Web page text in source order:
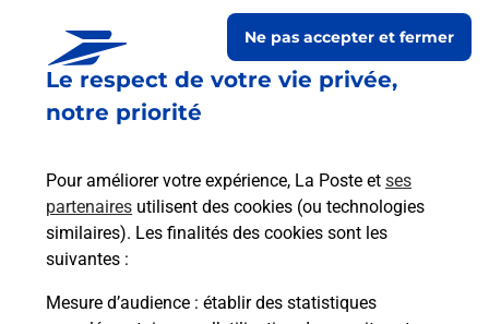
Le respect de votre vie privée,
notre priorité
Pour améliorer votre expérience, La Poste et ses
partenaires utilisent des cookies (ou technologies
similaires). Les finalités des cookies sont les
suivantes :
Mesure d’audience : établir des statistiques
Ne pas accepter et fermer
Questions fréquemment
posées
La téléassistance classique avec
médaillon d’alarme qu’est ce que
c’est ?